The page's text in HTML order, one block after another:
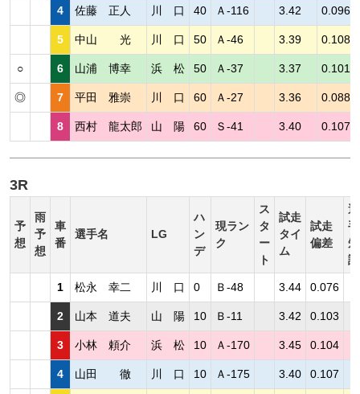
4 佐藤 正人 川 口 40 Ａ-116 3.42 0.096
5 中山 光 川 口 50 Ａ-46 3.39 0.108
○ 6 山浦 博幸 浜 松 50 Ａ-37 3.37 0.101
◎ 7 平田 雅崇 川 口 60 Ａ-27 3.36 0.088
8 西村 龍太郎 山 陽 60 Ｓ-41 3.40 0.107
3R
予
想
雨
予
想
車
番
選手名 LG
ハ
ン
デ
現ラン
ク
ス
タ
ー
ト
試走
タイ
ム
試走
偏差
選
手
短
評
1 松永 幸二 川 口 0 Ｂ-48 3.44 0.076
2 山本 道夫 山 陽 10 Ｂ-11 3.42 0.103
3 小林 頼介 浜 松 10 Ａ-170 3.45 0.104
4 山田 徹 川 口 10 Ａ-175 3.40 0.107